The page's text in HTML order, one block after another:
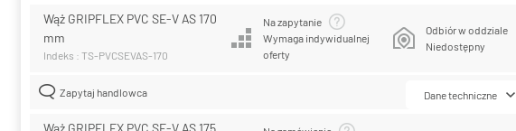
Wąż GRIPFLEX PVC SE-V AS 170
mm
Indeks : TS-PVCSEVAS-170
Na zapytanie
Wymaga indywidualnej
oferty
Odbiór w oddziale
Niedostępny
Zapytaj handlowca Dane techniczne
Wąż GRIPFLEX PVC SE-V AS 175